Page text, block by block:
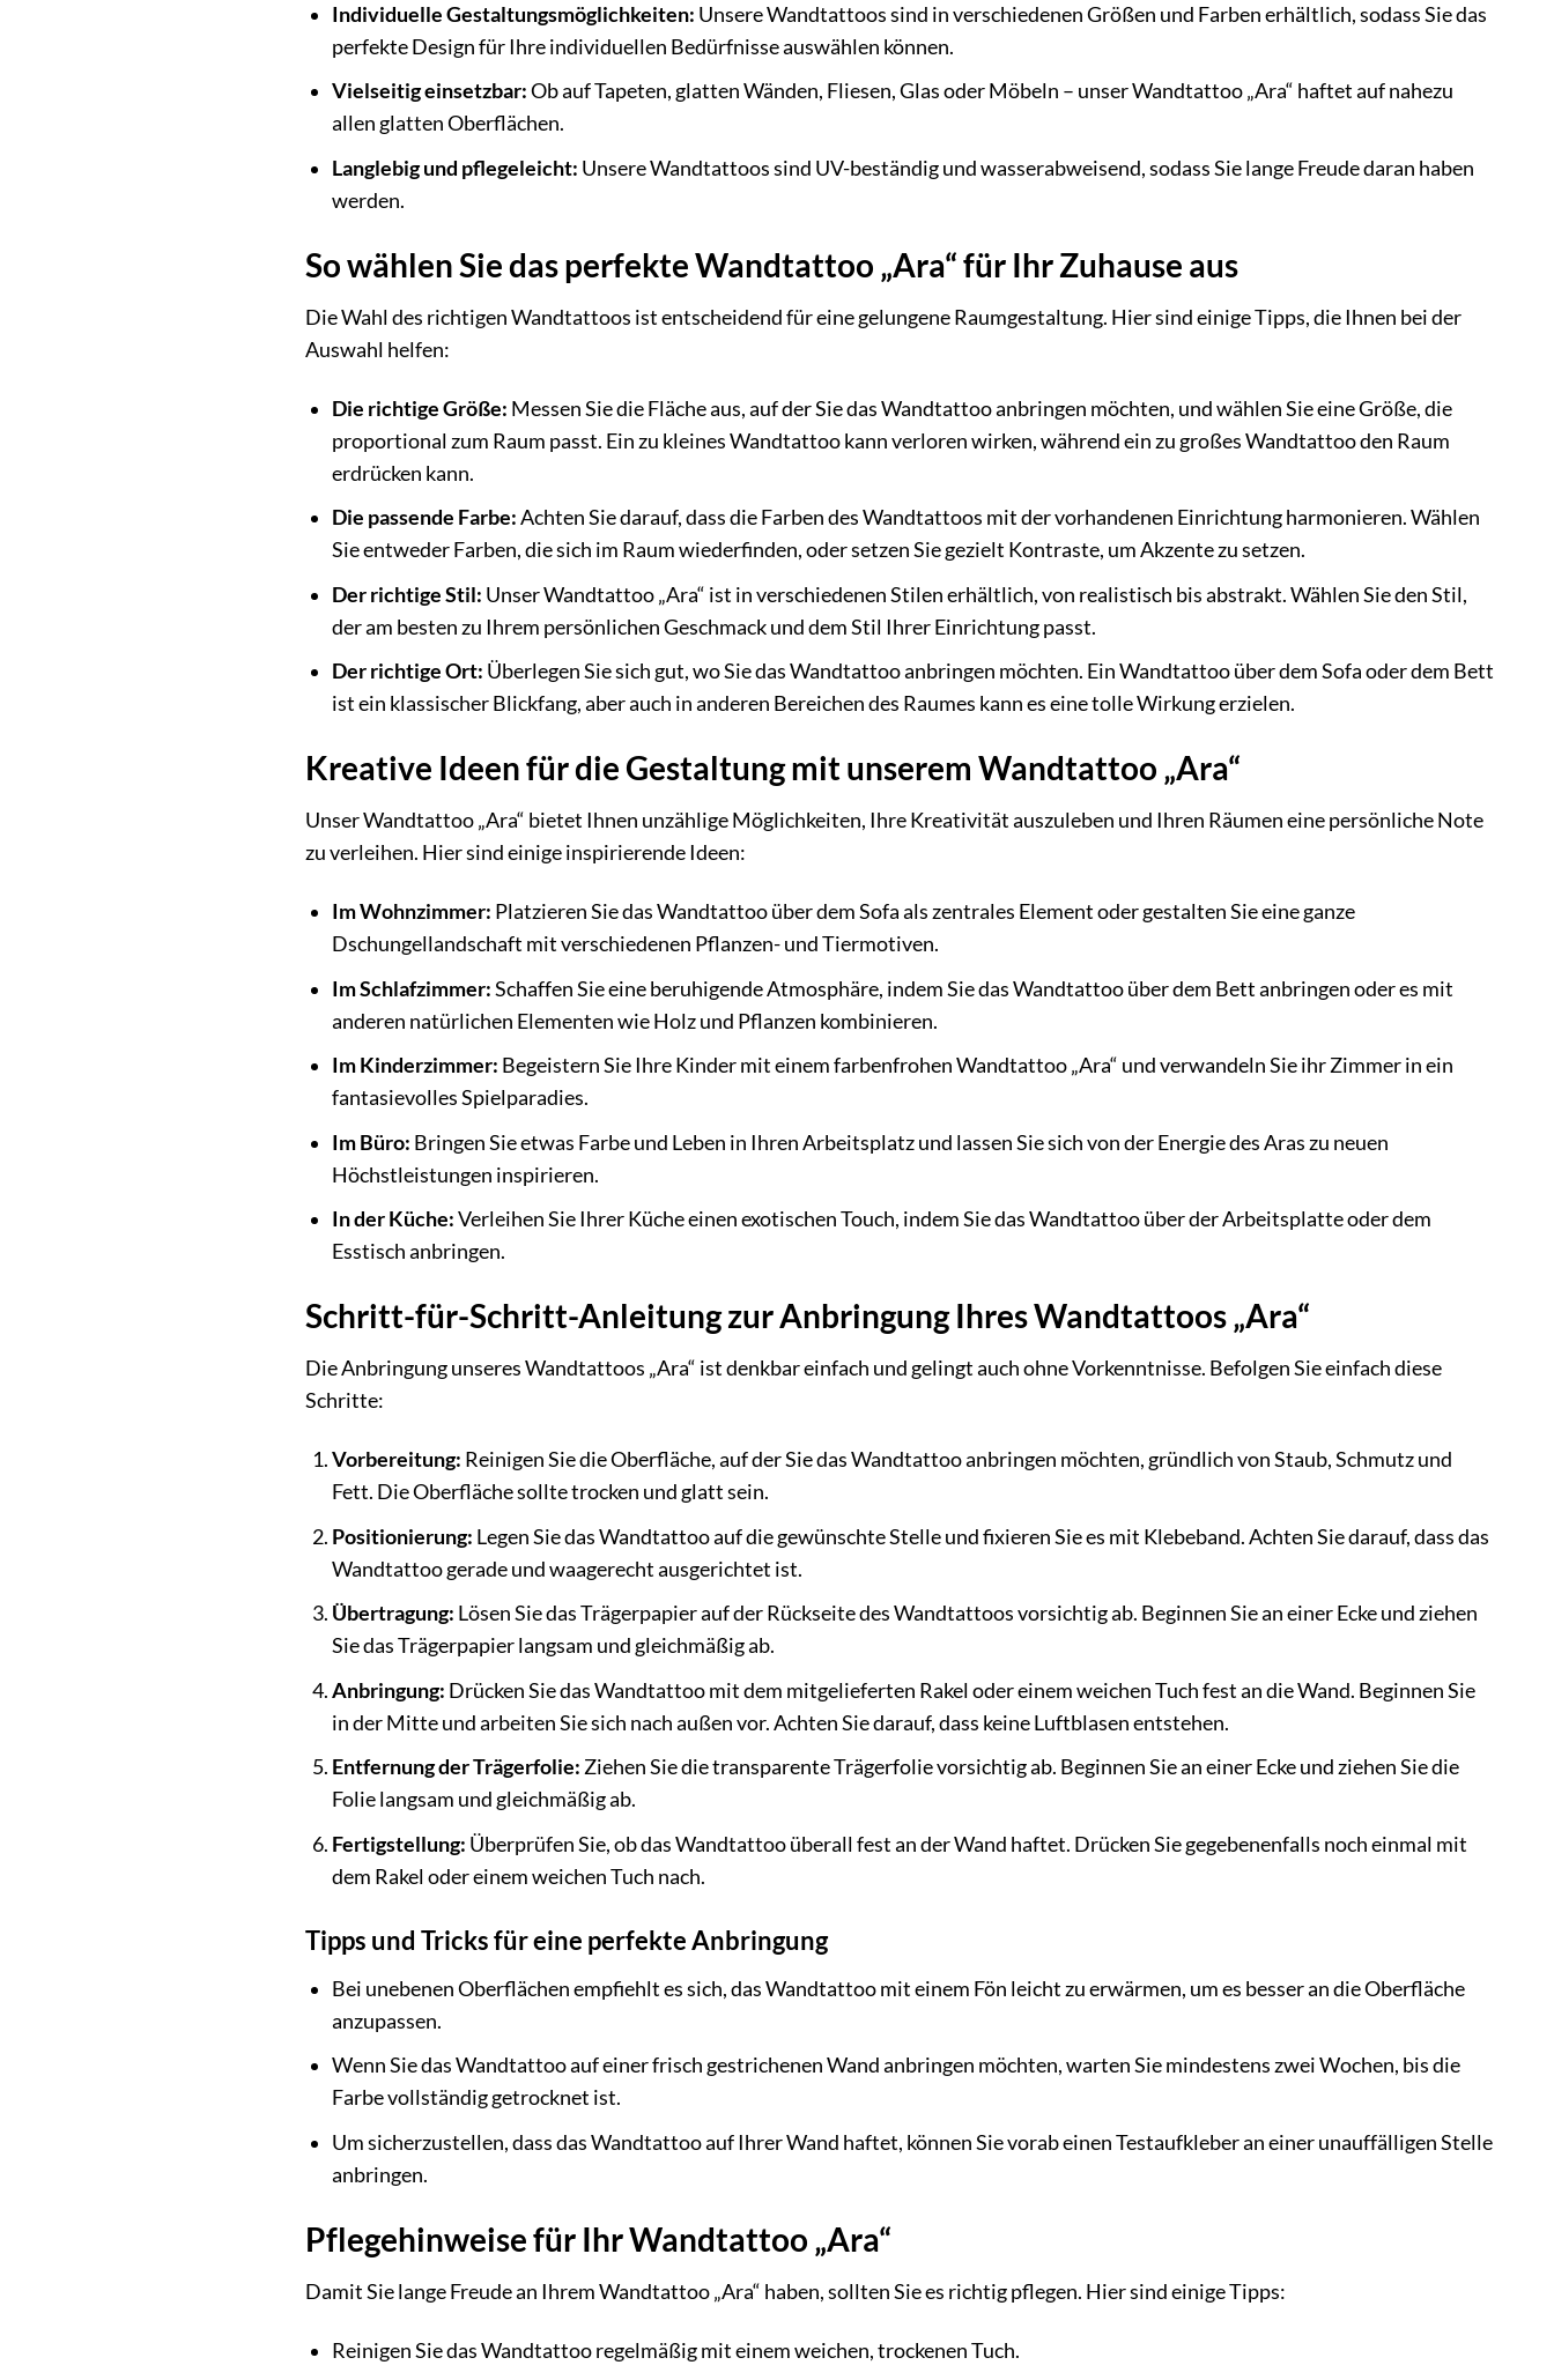
Individuelle Gestaltungsmöglichkeiten: Unsere Wandtattoos sind in verschiedenen Größen und Farben erhältlich, sodass Sie das
perfekte Design für Ihre individuellen Bedürfnisse auswählen können.
Vielseitig einsetzbar:Ob auf Tapeten, glatten Wänden, Fliesen, Glas oder Möbeln – unser Wandtattoo „Ara“ haftet auf nahezu
allen glatten Oberflächen.
Langlebig und pflegeleicht: Unsere Wandtattoos sind UV-beständig und wasserabweisend, sodass Sie lange Freude daran haben
werden.
So wählen Sie das perfekte Wandtattoo „Ara“ für Ihr Zuhause aus
Die Wahl des richtigen Wandtattoos ist entscheidend für eine gelungene Raumgestaltung. Hier sind einige Tipps, die Ihnen bei der
Auswahl helfen:
Die richtige Größe: Messen Sie die Fläche aus, auf der Sie das Wandtattoo anbringen möchten, und wählen Sie eine Größe, die
proportional zum Raum passt. Ein zu kleines Wandtattoo kann verloren wirken, während ein zu großes Wandtattoo den Raum
erdrücken kann.
Die passende Farbe:Achten Sie darauf, dass die Farben des Wandtattoos mit der vorhandenen Einrichtung harmonieren. Wählen
Sie entweder Farben, die sich im Raum wiederfinden, oder setzen Sie gezielt Kontraste, um Akzente zu setzen.
Der richtige Stil: Unser Wandtattoo „Ara“ ist in verschiedenen Stilen erhältlich, von realistisch bis abstrakt. Wählen Sie den Stil,
der am besten zu Ihrem persönlichen Geschmack und dem Stil Ihrer Einrichtung passt.
Der richtige Ort: Überlegen Sie sich gut, wo Sie das Wandtattoo anbringen möchten. Ein Wandtattoo über dem Sofa oder dem Bett
ist ein klassischer Blickfang, aber auch in anderen Bereichen des Raumes kann es eine tolle Wirkung erzielen.
Kreative Ideen für die Gestaltung mit unserem Wandtattoo „Ara“
Unser Wandtattoo „Ara“ bietet Ihnen unzählige Möglichkeiten, Ihre Kreativität auszuleben und Ihren Räumen eine persönliche Note
zu verleihen. Hier sind einige inspirierende Ideen:
Im Wohnzimmer: Platzieren Sie das Wandtattoo über dem Sofa als zentrales Element oder gestalten Sie eine ganze
Dschungellandschaft mit verschiedenen Pflanzen- und Tiermotiven.
Im Schlafzimmer:Schaffen Sie eine beruhigende Atmosphäre, indem Sie das Wandtattoo über dem Bett anbringen oder es mit
anderen natürlichen Elementen wie Holz und Pflanzen kombinieren.
Im Kinderzimmer: Begeistern Sie Ihre Kinder mit einem farbenfrohen Wandtattoo „Ara“ und verwandeln Sie ihr Zimmer in ein
fantasievolles Spielparadies.
Im Büro: Bringen Sie etwas Farbe und Leben in Ihren Arbeitsplatz und lassen Sie sich von der Energie des Aras zu neuen
Höchstleistungen inspirieren.
In der Küche:Verleihen Sie Ihrer Küche einen exotischen Touch, indem Sie das Wandtattoo über der Arbeitsplatte oder dem
Esstisch anbringen.
Schritt-für-Schritt-Anleitung zur Anbringung Ihres Wandtattoos „Ara“
Die Anbringung unseres Wandtattoos „Ara“ ist denkbar einfach und gelingt auch ohne Vorkenntnisse. Befolgen Sie einfach diese
Schritte:
Vorbereitung: Reinigen Sie die Oberfläche, auf der Sie das Wandtattoo anbringen möchten, gründlich von Staub, Schmutz und
Fett. Die Oberfläche sollte trocken und glatt sein.
Positionierung: Legen Sie das Wandtattoo auf die gewünschte Stelle und fixieren Sie es mit Klebeband. Achten Sie darauf, dass das
Wandtattoo gerade und waagerecht ausgerichtet ist.
Übertragung: Lösen Sie das Trägerpapier auf der Rückseite des Wandtattoos vorsichtig ab. Beginnen Sie an einer Ecke und ziehen
Sie das Trägerpapier langsam und gleichmäßig ab.
Anbringung: Drücken Sie das Wandtattoo mit dem mitgelieferten Rakel oder einem weichen Tuch fest an die Wand. Beginnen Sie
in der Mitte und arbeiten Sie sich nach außen vor. Achten Sie darauf, dass keine Luftblasen entstehen.
Entfernung der Trägerfolie:Ziehen Sie die transparente Trägerfolie vorsichtig ab. Beginnen Sie an einer Ecke und ziehen Sie die
Folie langsam und gleichmäßig ab.
Fertigstellung: Überprüfen Sie, ob das Wandtattoo überall fest an der Wand haftet. Drücken Sie gegebenenfalls noch einmal mit
dem Rakel oder einem weichen Tuch nach.
Tipps und Tricks für eine perfekte Anbringung
Bei unebenen Oberflächen empfiehlt es sich, das Wandtattoo mit einem Fön leicht zu erwärmen, um es besser an die Oberfläche
anzupassen.
Wenn Sie das Wandtattoo auf einer frisch gestrichenen Wand anbringen möchten, warten Sie mindestens zwei Wochen, bis die
Farbe vollständig getrocknet ist.
Um sicherzustellen, dass das Wandtattoo auf Ihrer Wand haftet, können Sie vorab einen Testaufkleber an einer unauffälligen Stelle
anbringen.
Pflegehinweise für Ihr Wandtattoo „Ara“
Damit Sie lange Freude an Ihrem Wandtattoo „Ara“ haben, sollten Sie es richtig pflegen. Hier sind einige Tipps:
Reinigen Sie das Wandtattoo regelmäßig mit einem weichen, trockenen Tuch.